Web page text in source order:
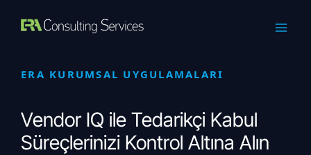
ERA KURUMSAL UYGULAMALARI
Vendor IQ ile Tedarikçi Kabul
Süreçlerinizi Kontrol Altına Alın